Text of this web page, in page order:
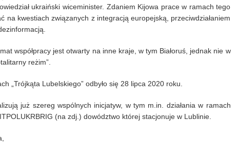
ukraiński wiceminister. Zdaniem Kijowa prace w ramach tego
na kwestiach związanych z integracją europejską, przeciwdziałaniem
współpracy jest otwarty na inne kraje, w tym Białoruś, jednak nie w
reżim”.
„Trójkąta Lubelskiego” odbyło się 28 lipca 2020 roku.
już szereg wspólnych inicjatyw, w tym m.in. działania w ramach
(na zdj.) dowództwo której stacjonuje w Lublinie.